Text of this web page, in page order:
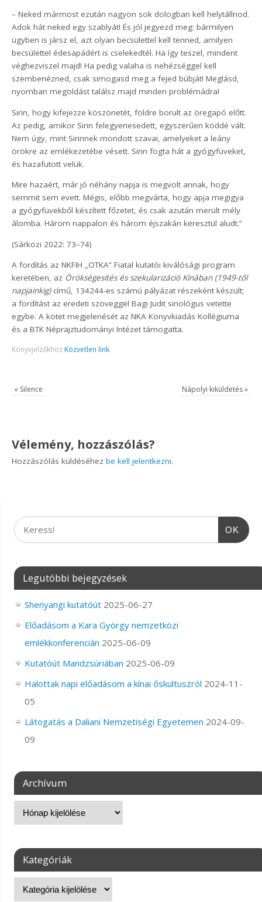
– Neked mármost ezután nagyon sok dologban kell helytállnod.
Adok hát neked egy szablyát! És jól jegyezd meg: bármilyen
ügyben is jársz el, azt olyan becsülettel kell tenned, amilyen
becsülettel édesapádért is cselekedtél. Ha így teszel, mindent
véghezviszel majd! Ha pedig valaha is nehézséggel kell
szembenézned, csak simogasd meg a fejed búbját! Meglásd,
nyomban megoldást találsz majd minden problémádra!
Sirin, hogy kifejezze köszönetét, földre borult az öregapó előtt.
Az pedig, amikor Sirin felegyenesedett, egyszerűen köddé vált.
Nem úgy, mint Sirinnek mondott szavai, amelyeket a leány
örökre az emlékezetébe vésett. Sirin fogta hát a gyógyfüveket,
és hazafutott velük.
Mire hazaért, már jó néhány napja is megvolt annak, hogy
semmit sem evett. Mégis, előbb megvárta, hogy apja megigya
a gyógyfüvekből készített főzetet, és csak azután merült mély
álomba. Három nappalon és három éjszakán keresztül aludt.”
(Sárközi 2022: 73–74)
A fordítás az NKFIH „OTKA” Fiatal kutatói kiválósági program
keretében, az Örökségesítés és szekularizáció Kínában (1949-től
napjainkig)című, 134244-es számú pályázat részeként készült;
a fordítást az eredeti szöveggel Bagi Judit sinológus vetette
egybe. A kötet megjelenését az NKA Könyvkiadás Kollégiuma
és a BTK Néprajztudományi Intézet támogatta.
Könyvjelzőkhöz Közvetlen link.
« Silence Nápolyi kiküldetés»
Vélemény, hozzászólás?
Hozzászólás küldéséhezbe kell jelentkezni.
OK
Legutóbbi bejegyzések
Shenyangi kutatóút 2025-06-27
Előadásom a Kara György nemzetközi
emlékkonferencián 2025-06-09
Kutatóút Mandzsúriában 2025-06-09
Halottak napi előadásom a kínai őskultuszról 2024-11-
05
Látogatás a Daliani Nemzetiségi Egyetemen 2024-09-
09
Archívum
Kategóriák